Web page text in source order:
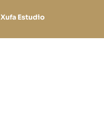
Xufa Estudio